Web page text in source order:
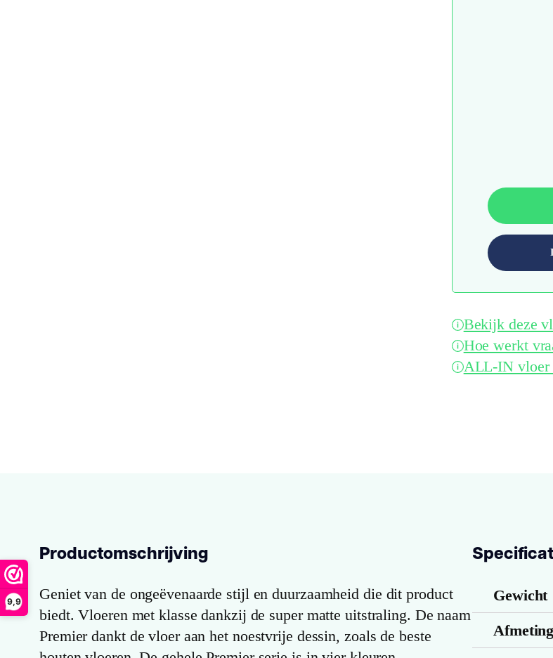
9,9
Bekijk deze
Hoe werkt
ALL-IN vloer
Productomschrijving
Geniet van de ongeëvenaarde stijl en duurzaamheid die dit product
biedt. Vloeren met klasse dankzij de super matte uitstraling. De naam
Premier dankt de vloer aan het noestvrije dessin, zoals de beste
Gewicht